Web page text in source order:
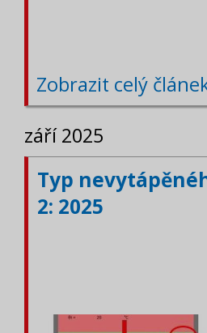
Zobrazit celý
září 2025
Typ
2: 2025